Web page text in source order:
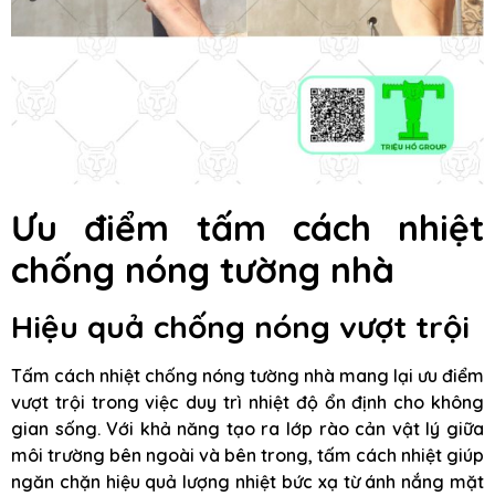
Ưu điểm tấm cách nhiệt
chống nóng tường nhà
Hiệu quả chống nóng vượt trội
Tấm cách nhiệt chống nóng tường nhà mang lại ưu điểm
vượt trội trong việc duy trì nhiệt độ ổn định cho không
gian sống. Với khả năng tạo ra lớp rào cản vật lý giữa
môi trường bên ngoài và bên trong, tấm cách nhiệt giúp
ngăn chặn hiệu quả lượng nhiệt bức xạ từ ánh nắng mặt